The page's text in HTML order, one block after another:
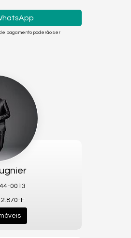
pagamento poderão ser
0013
F